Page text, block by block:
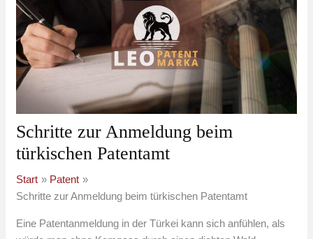
Schritte zur Anmeldung beim
türkischen Patentamt
Start
Patent
Schritte zur Anmeldung beim türkischen Patentamt
Eine Patentanmeldung in der Türkei kann sich anfühlen, als